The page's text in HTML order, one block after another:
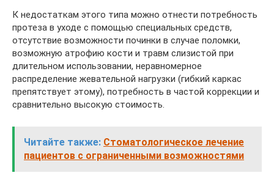
К недостаткам этого типа можно отнести потребность
протеза в уходе с помощью специальных средств,
отсутствие возможности починки в случае поломки,
возможную атрофию кости и травм слизистой при
длительном использовании, неравномерное
распределение жевательной нагрузки (гибкий каркас
препятствует этому), потребность в частой коррекции и
сравнительно высокую стоимость.
Читайте также: Стоматологическое лечение
пациентов с ограниченными возможностями